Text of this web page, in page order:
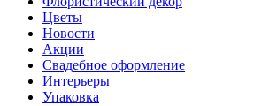
Цветы
Новости
Акции
Свадебное оформление
Интерьеры
Упаковка